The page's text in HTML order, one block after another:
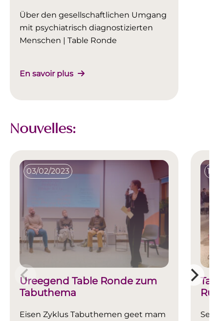
Über den gesellschaftlichen Umgang
mit psychiatrisch diagnostizierten
Menschen | Table Ronde
En savoir plus
Nouvelles:
03/02/2023
Ureegend Table Ronde zum
Tabuthema
online
Eisen Zyklus Tabuthemen geet mam